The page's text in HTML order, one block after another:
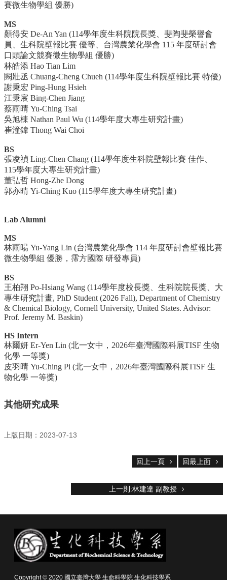
賽微生物學組 優勝)
MS
顏得安 De-An Yan (114學年度生科院院長獎、斐陶斐榮譽會
員、生科院壁報比賽 優等、台灣農業化學會 115 年度研討會
口頭論文競賽微生物學組 優勝)
林皓添 Hao Tian Lim
闕壯丞 Chuang-Cheng Chueh (114學年度生科院壁報比賽 特優)
謝秉宏 Ping-Hung Hsieh
江秉宸 Bing-Chen Jiang
蔡雨晴 Yu-Ching Tsai
吳旭棟 Nathan Paul Wu (114學年度大專生研究計畫)
崔潼鍏 Thong Wai Choi
BS
張凌禎 Ling-Chen Chang (114學年度生科院壁報比賽 佳作、
115學年度大專生研究計畫)
董弘哲 Hong-Zhe Dong
郭亦晴 Yi-Ching Kuo (115學年度大專生研究計畫)
Lab Alumni
MS
林雨暘 Yu-Yang Lin (台灣農業化學會 114 年度研討會壁報比賽
微生物學組 優勝，霈方國際 研發專員)
BS
王柏翔 Po-Hsiang Wang (114學年度校長獎、生科院院長獎、大
專生研究計畫, PhD Student (2026 Fall), Department of Chemistry
& Chemical Biology, Cornell University, United States. Advisor:
Prof. Jeremy M. Baskin)
HS Intern
林爾妍 Er-Yen Lin (北一女中，2026年臺灣國際科展TISF 生物
化學 一等獎)
皮羽晴 Yu-Ching Pi (北一女中，2026年臺灣國際科展TISF 生
物化學 一等獎)
其他研究成果
上版日期：2023-07-13
回上一頁 回最上面
上一則:林建達 副教授
Copyright © 2020 國立臺灣大學 生命科學院 生化科技學系